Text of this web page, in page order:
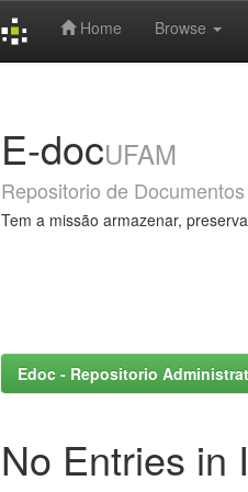
Home Browse
E-docUFAM
Repositorio de
Tem a missão armazenar,
Edoc - Repositorio
No Entries in